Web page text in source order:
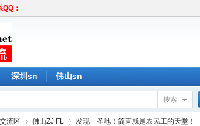
QQ：
深圳sn 佛山sn
搜索
流区 佛山ZJ FL 发现一圣地！简直就是农民工的天堂！